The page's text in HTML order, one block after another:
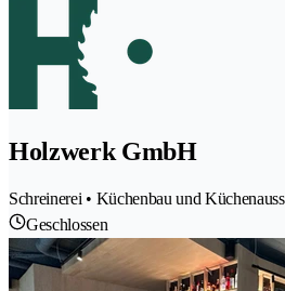
Holzwerk GmbH
Schreinerei • Küchenbau und
Geschlossen